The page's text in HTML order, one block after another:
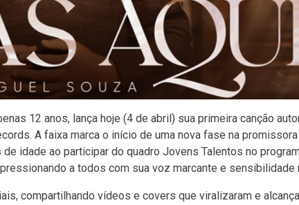
12 anos, lança hoje (4 de abril) sua primeira canção
A faixa marca o início de uma nova fase na
idade ao participar do quadro Jovens Talentos no
a todos com sua voz marcante e sensibilidade
compartilhando vídeos e covers que viralizaram e